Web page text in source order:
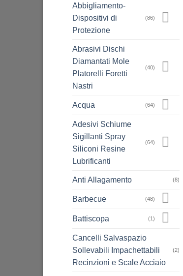
Abbigliamento-
Dispositivi di
Protezione
(86)
Abrasivi Dischi
Diamantati Mole
Platorelli Foretti
Nastri
(40)
Acqua (64)
Adesivi Schiume
Sigillanti Spray
Siliconi Resine
Lubrificanti
(64)
Anti Allagamento (8)
Barbecue (48)
Battiscopa (1)
Cancelli Salvaspazio
Sollevabili Impachettabili
Recinzioni e Scale Acciaio
(2)